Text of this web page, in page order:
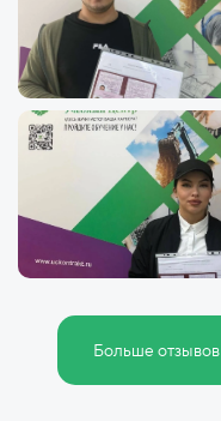
Больше отзывов